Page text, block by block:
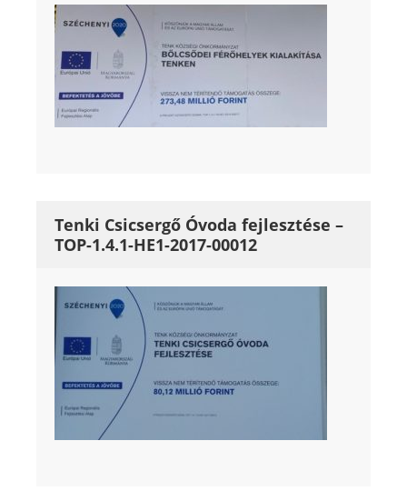
Tenki Csicsergő Óvoda fejlesztése –
TOP-1.4.1-HE1-2017-00012